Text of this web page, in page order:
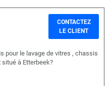
pour le lavage de vitres , chassis
à Etterbeek?
CONTACTEZ
LE CLIENT